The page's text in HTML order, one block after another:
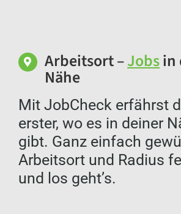
Arbeitsort –Jobsin
Nähe
Mit JobCheck erfährst
erster, wo es in deiner
gibt. Ganz einfach
Arbeitsort und Radius
und los geht’s.